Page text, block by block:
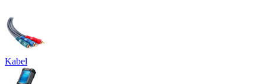
Kabel